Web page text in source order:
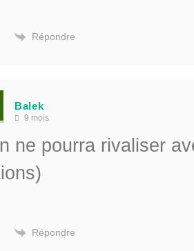
Répondre
Balek
9 mois
ne pourra rivaliser
Répondre